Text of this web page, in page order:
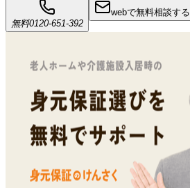
無料0120-651-392
webで無料相談する